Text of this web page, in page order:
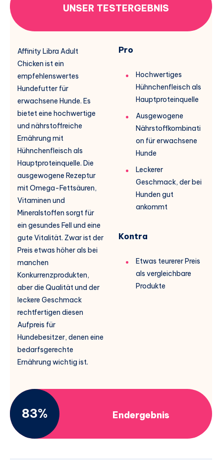
UNSER TESTERGEBNIS
Affinity Libra Adult
Chicken ist ein
empfehlenswertes
Hundefutter für
erwachsene Hunde. Es
bietet eine hochwertige
und nährstoffreiche
Ernährung mit
Hühnchenfleisch als
Hauptproteinquelle. Die
ausgewogene Rezeptur
mit Omega-Fettsäuren,
Vitaminen und
Mineralstoffen sorgt für
ein gesundes Fell und eine
gute Vitalität. Zwar ist der
Preis etwas höher als bei
manchen
Konkurrenzprodukten,
aber die Qualität und der
leckere Geschmack
rechtfertigen diesen
Aufpreis für
Hundebesitzer, denen eine
bedarfsgerechte
Ernährung wichtig ist.
Pro
Hochwertiges
Hühnchenfleisch als
Hauptproteinquelle
Ausgewogene
Nährstoffkombinati
on für erwachsene
Hunde
Leckerer
Geschmack, der bei
Hunden gut
ankommt
Kontra
Etwas teurerer Preis
als vergleichbare
Produkte
83% Endergebnis